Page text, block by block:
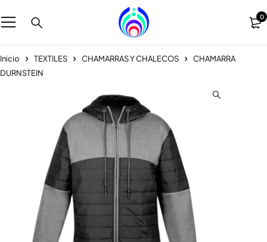
0
Inicio TEXTILES CHAMARRAS Y CHALECOS
CHAMARRA
DURNSTEIN